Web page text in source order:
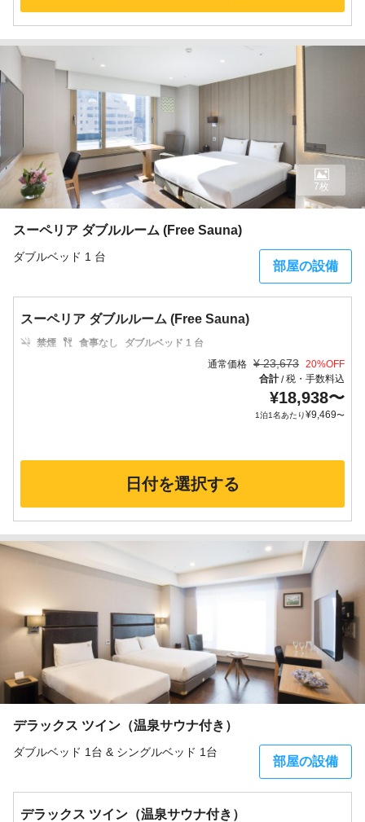
スーペリア ダブルルーム (Free Sauna)
ダブルベッド 1 台
部屋の設備
7枚
スーペリア ダブルルーム (Free Sauna)
禁煙 食事なし
ダブルベッド 1 台
通常価格 ¥ 23,673 20%OFF
合計/税・手数料込
¥18,938〜
1泊1名あたり¥9,469〜
日付を選択する
デラックス ツイン（温泉サウナ付き）
ダブルベッド 1台 & シングルベッド 1台
部屋の設備
デラックス ツイン（温泉サウナ付き）